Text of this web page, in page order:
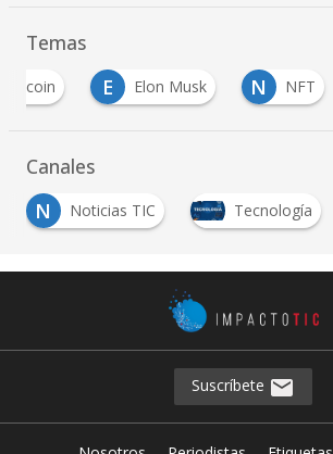
Temas
Bitcoin E Elon Musk N NFT
Canales
N
Noticias TIC Tecnología
Suscríbete